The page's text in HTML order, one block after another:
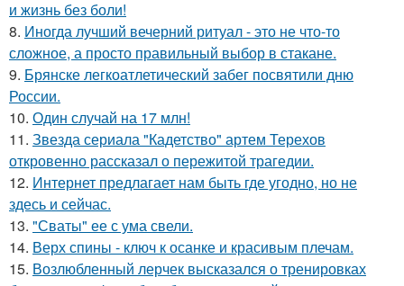
и жизнь без боли!
8. Иногда лучший вечерний ритуал - это не что-то
сложное, а просто правильный выбор в стакане.
9. Брянске легкоатлетический забег посвятили дню
России.
10. Один случай на 17 млн!
11. Звезда сериала "Кадетство" артем Терехов
откровенно рассказал о пережитой трагедии.
12. Интернет предлагает нам быть где угодно, но не
здесь и сейчас.
13. "Сваты" ее с ума свели.
14. Верх спины - ключ к осанке и красивым плечам.
15. Возлюбленный лерчек высказался о тренировках